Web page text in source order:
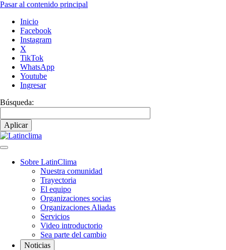
Pasar al contenido principal
Inicio
Facebook
Instagram
X
TikTok
WhatsApp
Youtube
Ingresar
Búsqueda:
Navegación
Sobre LatinClima
Nuestra comunidad
Trayectoria
El equipo
Organizaciones socias
Organizaciones Aliadas
Servicios
Video introductorio
Sea parte del cambio
Noticias